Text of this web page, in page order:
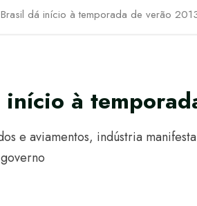
Brasil dá início à temporada de verão
à
e aviamentos, indústria